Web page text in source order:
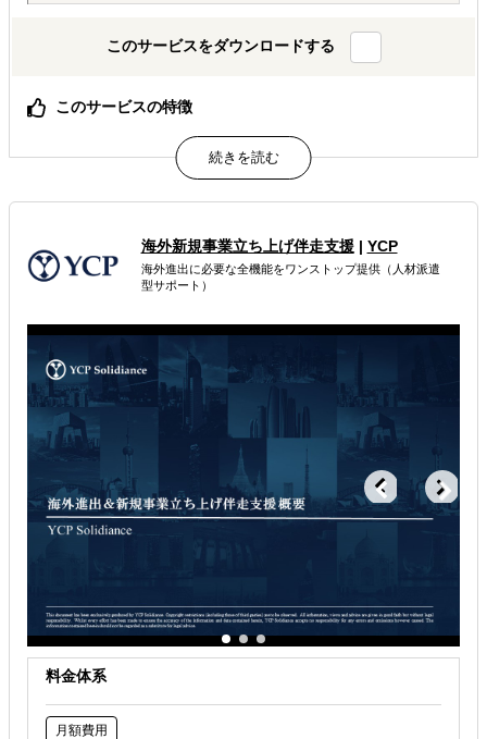
このサービスをダウンロードする
このサービスの特徴
量＆質ともに不足するアジア市場データを、徹底した現地
専門家インタビューで補完し、戦略実効性を担保する
B2C／B2Bを問わず、幅広い産業で3000件以上の実績
海外進出戦略・事業計画立案 海外進出コンサルティング
解決できる課題
どの国に進出するべきか決めたい
自社事業に最適な進出形態を知りたい
自社商材の現地でのニーズを知りたい
海外新規事業立ち上げ伴走支援| YCP
海外進出に必要な全機能をワンストップ提供（人材派遣
型サポート）
料金体系
月額費用